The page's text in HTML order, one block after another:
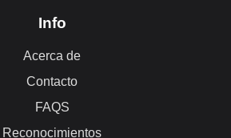
Info
Acerca de
Contacto
FAQS
Reconocimientos